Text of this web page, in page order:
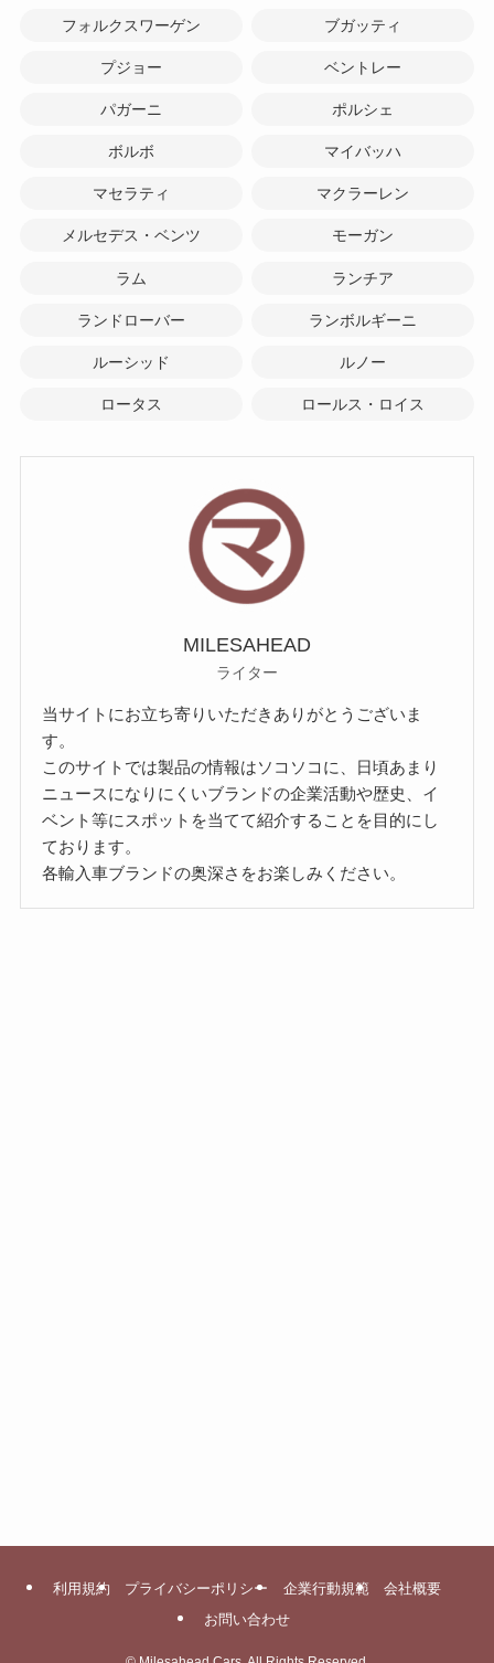
フォルクスワーゲン ブガッティ
プジョー ベントレー
パガーニ ポルシェ
ボルボ マイバッハ
マセラティ マクラーレン
メルセデス・ベンツ モーガン
ラム ランチア
ランドローバー ランボルギーニ
ルーシッド ルノー
ロータス ロールス・ロイス
MILESAHEAD
ライター
当サイトにお立ち寄りいただきありがとうございま
す。
このサイトでは製品の情報はソコソコに、日頃あまり
ニュースになりにくいブランドの企業活動や歴史、イ
ベント等にスポットを当てて紹介することを目的にし
ております。
各輸入車ブランドの奥深さをお楽しみください。
利用規約 プライバシーポリシー 企業行動規範
会社概要
お問い合わせ